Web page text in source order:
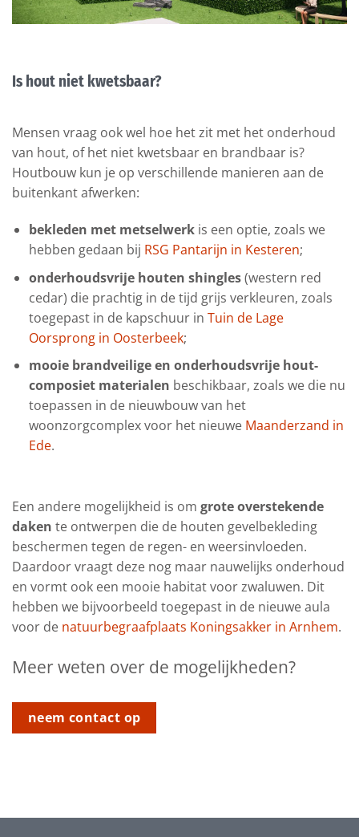
Is hout niet kwetsbaar?
Mensen vraag ook wel hoe het zit met het onderhoud
van hout, of het niet kwetsbaar en brandbaar is?
Houtbouw kun je op verschillende manieren aan de
buitenkant afwerken:
bekleden met metselwerkis een optie, zoals we
hebben gedaan bij RSG Pantarijn in Kesteren;
onderhoudsvrije houten shingles(western red
cedar) die prachtig in de tijd grijs verkleuren, zoals
toegepast in de kapschuur in Tuin de Lage
Oorsprong in Oosterbeek;
mooie brandveilige en onderhoudsvrije hout-
composiet materialen beschikbaar, zoals we die nu
toepassen in de nieuwbouw van het
woonzorgcomplex voor het nieuwe Maanderzand in
Ede.
Een andere mogelijkheid is om grote overstekende
daken te ontwerpen die de houten gevelbekleding
beschermen tegen de regen- en weersinvloeden.
Daardoor vraagt deze nog maar nauwelijks onderhoud
en vormt ook een mooie habitat voor zwaluwen. Dit
hebben we bijvoorbeeld toegepast in de nieuwe aula
voor de natuurbegraafplaats Koningsakker in Arnhem.
Meer weten over de mogelijkheden?
neem contact op